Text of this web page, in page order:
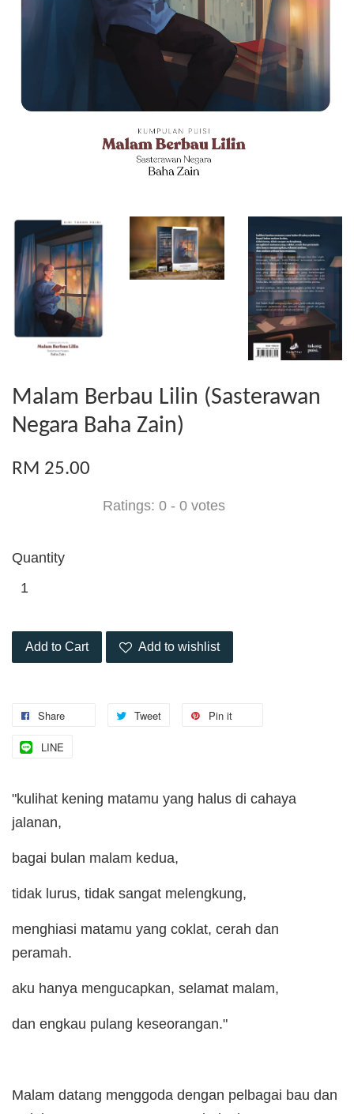
Malam Berbau Lilin (Sasterawan
Negara Baha Zain)
RM 25.00
Ratings: 0 - 0 votes
Quantity
Add to Cart Add to wishlist
Share Tweet Pin it
LINE
"kulihat kening matamu yang halus di cahaya
jalanan,
bagai bulan malam kedua,
tidak lurus, tidak sangat melengkung,
menghiasi matamu yang coklat, cerah dan
peramah.
aku hanya mengucapkan, selamat malam,
dan engkau pulang keseorangan."
Malam datang menggoda dengan pelbagai bau dan